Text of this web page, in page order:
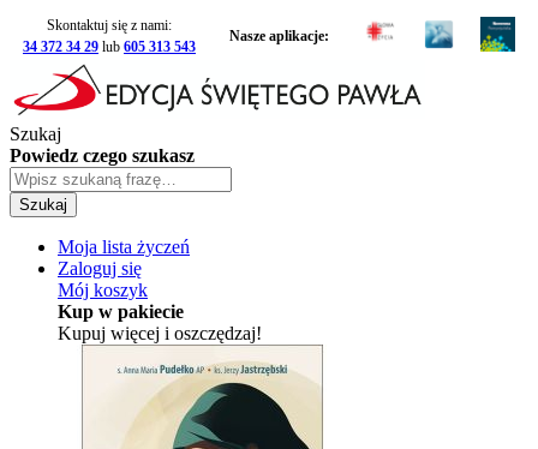
Skontaktuj się z nami:
34 372 34 29 lub 605 313 543
Nasze aplikacje:
Szukaj
Powiedz czego szukasz
Szukaj
Moja lista życzeń
Zaloguj się
Mój koszyk
Kup w pakiecie
Kupuj więcej i oszczędzaj!